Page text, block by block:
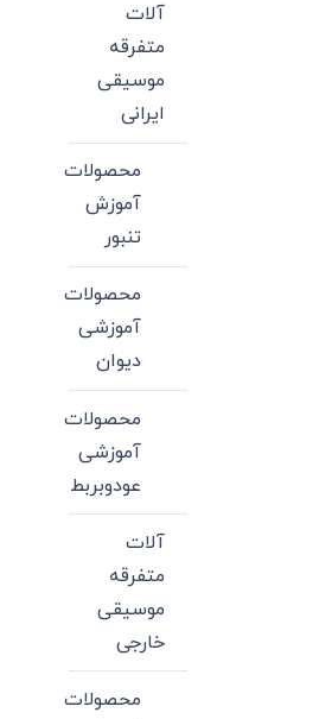
آلات
متفرقه
موسیقی
ایرانی
محصولات
آموزش
تنبور
محصولات
آموزشی
دیوان
محصولات
آموزشی
عودوبربط
آلات
متفرقه
موسیقی
خارجی
محصولات